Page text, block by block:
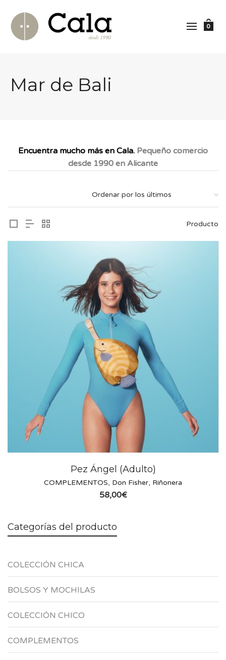
0
Mar de Bali
Encuentra mucho más en Cala. Pequeño comercio
desde 1990 en Alicante
Producto
Pez Ángel (Adulto)
COMPLEMENTOS, Don Fisher, Riñonera
58,00€
Categorías del producto
COLECCIÓN CHICA
BOLSOS Y MOCHILAS
COLECCIÓN CHICO
COMPLEMENTOS